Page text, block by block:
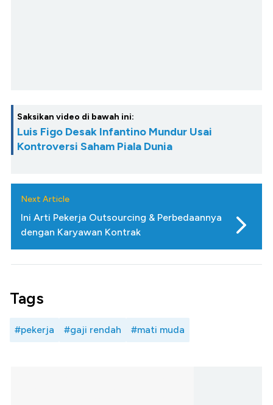
Saksikan video di bawah ini:
Luis Figo Desak Infantino Mundur Usai
Kontroversi Saham Piala Dunia
Next Article
Ini Arti Pekerja Outsourcing & Perbedaannya
dengan Karyawan Kontrak
Tags
#pekerja #gaji rendah #mati muda